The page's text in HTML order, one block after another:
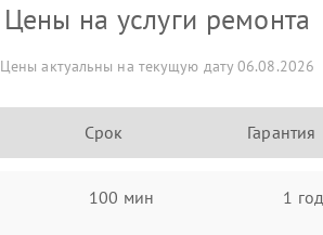
Цены на услуги ремонта
Цены актуальны на текущую дату 06.08.2026
Срок Гарантия
100 мин 1 год